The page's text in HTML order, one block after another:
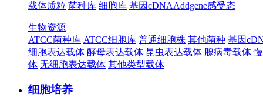
载体质粒 菌种库 细胞库 基因cDNAAddgene感受态
生物资源
ATCC菌种库 ATCC细胞库 普通细胞株 其他菌种 基因
细胞表达载体 酵母表达载体 昆虫表达载体 腺病毒载体
体 无细胞表达载体 其他类型载体
细胞培养